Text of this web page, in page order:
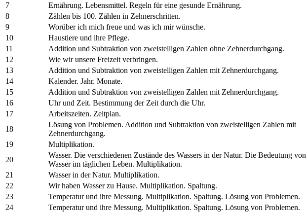
7
Ernährung. Lebensmittel. Regeln für eine gesunde Ernährung.
8
Zählen bis 100. Zählen in Zehnerschritten.
9
Worüber ich mich freue und was ich mir wünsche.
10
Haustiere und ihre Pflege.
11
Addition und Subtraktion von zweistelligen Zahlen ohne Zehnerdurchgang.
12
Wie wir unsere Freizeit verbringen.
13
Addition und Subtraktion von zweistelligen Zahlen mit Zehnerdurchgang.
14
Kalender. Jahr. Monate.
15
Addition und Subtraktion von zweistelligen Zahlen mit Zehnerdurchgang.
16
Uhr und Zeit. Bestimmung der Zeit durch die Uhr.
17
Arbeitszeiten. Zeitplan.
18
Lösung von Problemen. Addition und Subtraktion von zweistelligen Zahlen mit
Zehnerdurchgang.
19
Multiplikation.
20
Wasser. Die verschiedenen Zustände des Wassers in der Natur. Die Bedeutung von
Wasser im täglichen Leben. Multiplikation.
21
Wasser in der Natur. Multiplikation.
22
Wir haben Wasser zu Hause. Multiplikation. Spaltung.
23
Temperatur und ihre Messung. Multiplikation. Spaltung. Lösung von Problemen.
24
Temperatur und ihre Messung. Multiplikation. Spaltung. Lösung von Problemen.